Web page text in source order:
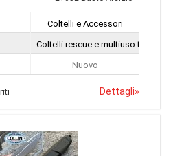
Coltelli e Accessori
Coltelli rescue e multiuso tattici
Nuovo
Dettagli»